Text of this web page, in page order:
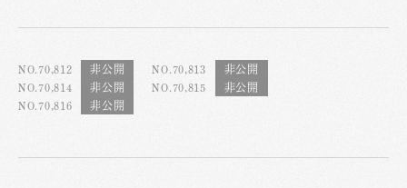
NO.70,812
NO.70,813
NO.70,814
NO.70,815
NO.70,816